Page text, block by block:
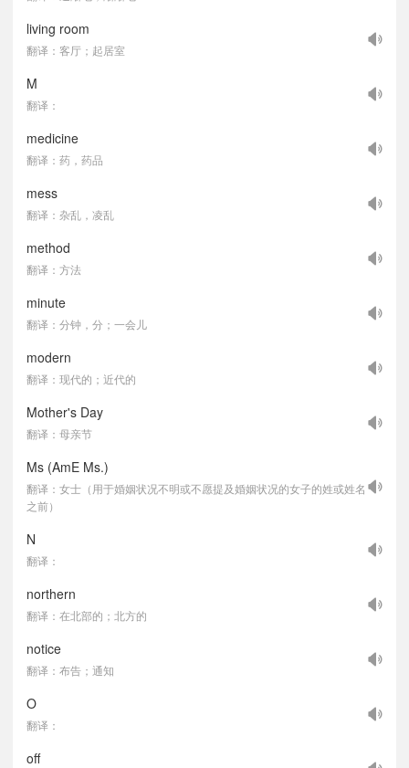
living room
翻译：客厅；起居室
M
翻译：
medicine
翻译：药，药品
mess
翻译：杂乱，凌乱
method
翻译：方法
minute
翻译：分钟，分；一会儿
modern
翻译：现代的；近代的
Mother's Day
翻译：母亲节
Ms (AmE Ms.)
翻译：女士（用于婚姻状况不明或不愿提及婚姻状况的女子的姓或姓名
之前）
N
翻译：
northern
翻译：在北部的；北方的
notice
翻译：布告；通知
O
翻译：
off